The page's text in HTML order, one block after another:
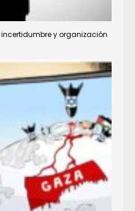
y organización